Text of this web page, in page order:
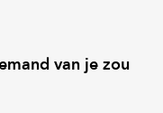
van je zou